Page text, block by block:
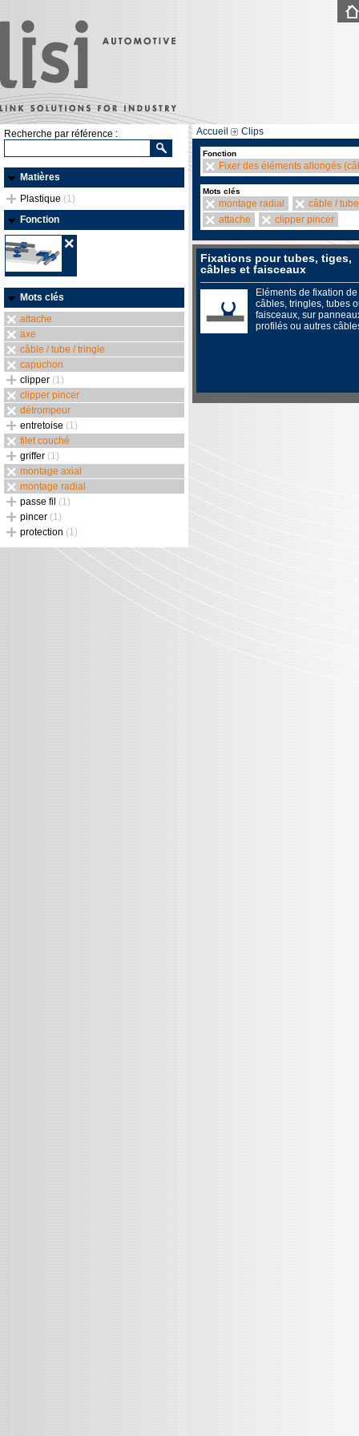
Recherche par référence :
Matières
Plastique (1)
Fonction
Mots clés
attache
axe
câble / tube / tringle
capuchon
clipper (1)
clipper pincer
détrompeur
entretoise (1)
filet couché
griffer (1)
montage axial
montage radial
passe fil (1)
pincer (1)
protection (1)
Accueil Clips
Fonction
Fixer des éléments allongés
Mots clés
montage radial
câble /
attache
clipper pincer
Fixations pour tubes, tiges,
câbles et faisceaux
Eléments de fixation de
câbles, tringles, tubes
faisceaux, sur
profilés ou autres